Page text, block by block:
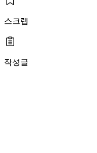
스크랩
작성글